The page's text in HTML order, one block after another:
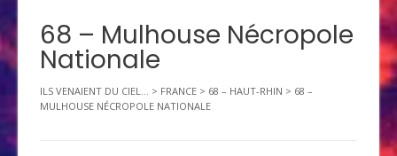
68 – Mulhouse Nécropole
Nationale
ILS VENAIENT DU CIEL... > FRANCE > 68 – HAUT-RHIN > 68 –
MULHOUSE NÉCROPOLE NATIONALE